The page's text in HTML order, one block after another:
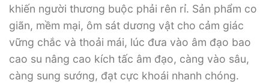
khiến người thương buộc phải rên rỉ. Sản phẩm co
giãn, mềm mại, ôm sát dương vật cho cảm giác
vững chắc và thoải mái, lúc đưa vào âm đạo bao
cao su nâng cao kích tấc âm đạo, càng vào sâu,
càng sung sướng, đạt cực khoái nhanh chóng.